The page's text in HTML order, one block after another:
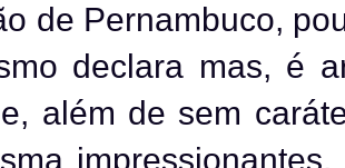
de Pernambuco,
declara mas, é
além de sem